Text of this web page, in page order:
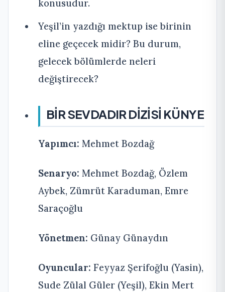
konusudur.
Yeşil’in yazdığı mektup ise birinin
eline geçecek midir? Bu durum,
gelecek bölümlerde neleri
değiştirecek?
BİR SEVDADIR DİZİSİ KÜNYE
Yapımcı: Mehmet Bozdağ
Senaryo: Mehmet Bozdağ, Özlem
Aybek, Zümrüt Karaduman, Emre
Saraçoğlu
Yönetmen: Günay Günaydın
Oyuncular: Feyyaz Şerifoğlu (Yasin),
Sude Zülal Güler (Yeşil), Ekin Mert